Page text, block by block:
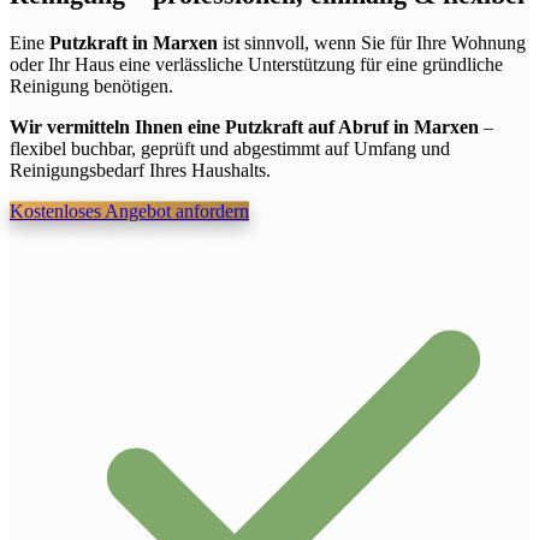
Eine Putzkraft in Marxen ist sinnvoll, wenn Sie für Ihre Wohnung
oder Ihr Haus eine verlässliche Unterstützung für eine gründliche
Reinigung benötigen.
Wir vermitteln Ihnen eine Putzkraft auf Abruf in Marxen –
flexibel buchbar, geprüft und abgestimmt auf Umfang und
Reinigungsbedarf Ihres Haushalts.
Kostenloses Angebot anfordern